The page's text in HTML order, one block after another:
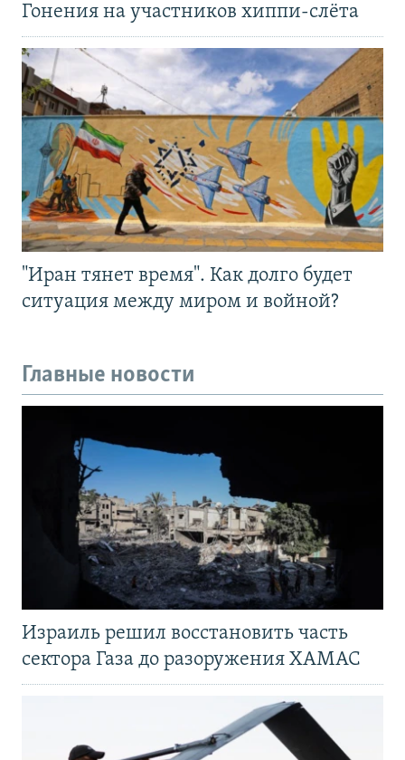
Гонения на участников хиппи-слёта
"Иран тянет время". Как долго будет
ситуация между миром и войной?
Главные новости
Израиль решил восстановить часть
сектора Газа до разоружения ХАМАС